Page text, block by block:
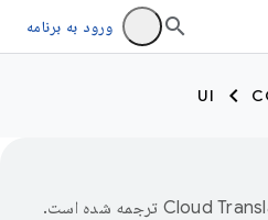
ورود به برنامه
UI
ترجمه شده است.